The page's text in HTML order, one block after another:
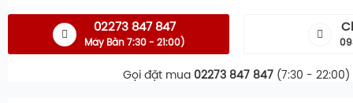
02273 847 847
Máy Bàn 7:30 - 21:00)
Gọi đặt mua 02273 847 847 (7:30 - 22:00)